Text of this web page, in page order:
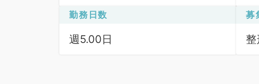
勤務日数
週5.00日
募